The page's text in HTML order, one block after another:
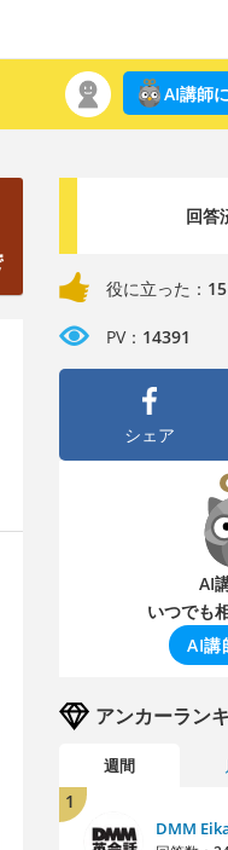
AI講師
回答
役に立った： 15
PV： 14391
シェア
AI
いつでも
AI講
アンカーラン
週間
1
DMM